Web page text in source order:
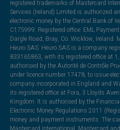
registered trademarks of Mastercard
Services (Ireland) Limited is authorized
electronic money by the Central Bank of
C175999. Registered office: EML
Dargle Road, Bray, Co. Wicklow,
Heuro SAS. Heuro SAS is a company
833165863, with its registered office at
authorised by the Autorité de Contrôle
under licence number 17478, to issue
company incorporated in England and
its registered office at Fora, 3 Lloyds
Kingdom. It is authorised by the
Electronic Money Regulations 2011
money and payment instruments. The